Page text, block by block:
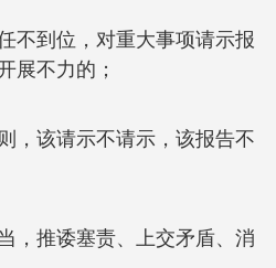
不到位，对重大事项请示报
展不力的；
，该请示不请示，该报告不
，推诿塞责、上交矛盾、消